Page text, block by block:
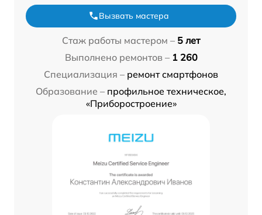
Вызвать мастера
Стаж работы мастером – 5 лет
Выполнено ремонтов – 1 260
Специализация – ремонт смартфонов
Образование – профильное техническое,
«Приборостроение»